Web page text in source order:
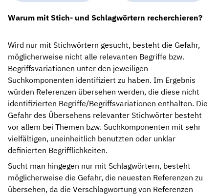
Warum mit Stich- und Schlagwörtern recherchieren?
Wird nur mit Stichwörtern gesucht, besteht die Gefahr,
möglicherweise nicht alle relevanten Begriffe bzw.
Begriffsvariationen unter den jeweiligen
Suchkomponenten identifiziert zu haben. Im Ergebnis
würden Referenzen übersehen werden, die diese nicht
identifizierten Begriffe/Begriffsvariationen enthalten. Die
Gefahr des Übersehens relevanter Stichwörter besteht
vor allem bei Themen bzw. Suchkomponenten mit sehr
vielfältigen, uneinheitlich benutzten oder unklar
definierten Begrifflichkeiten.
Sucht man hingegen nur mit Schlagwörtern, besteht
möglicherweise die Gefahr, die neuesten Referenzen zu
übersehen, da die Verschlagwortung von Referenzen